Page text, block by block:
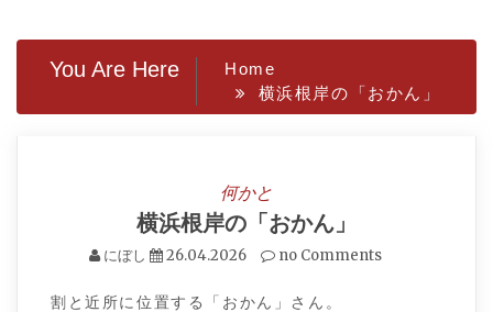
You Are Here
Home
横浜根岸の「おかん」
何かと
横浜根岸の「おかん」
にぼし 26.04.2026 no Comments
割と近所に位置する「おかん」さん。